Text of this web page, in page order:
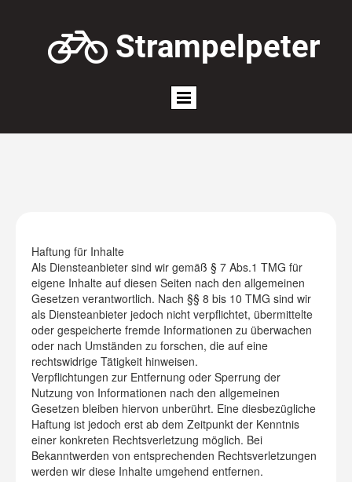
 Strampelpeter
Haftung für Inhalte
Als Diensteanbieter sind wir gemäß § 7 Abs.1 TMG für
eigene Inhalte auf diesen Seiten nach den allgemeinen
Gesetzen verantwortlich. Nach §§ 8 bis 10 TMG sind wir
als Diensteanbieter jedoch nicht verpflichtet, übermittelte
oder gespeicherte fremde Informationen zu überwachen
oder nach Umständen zu forschen, die auf eine
rechtswidrige Tätigkeit hinweisen.
Verpflichtungen zur Entfernung oder Sperrung der
Nutzung von Informationen nach den allgemeinen
Gesetzen bleiben hiervon unberührt. Eine diesbezügliche
Haftung ist jedoch erst ab dem Zeitpunkt der Kenntnis
einer konkreten Rechtsverletzung möglich. Bei
Bekanntwerden von entsprechenden Rechtsverletzungen
werden wir diese Inhalte umgehend entfernen.